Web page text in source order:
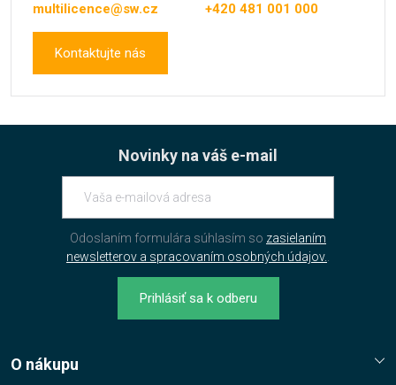
multilicence@sw.cz
+420 481 001 000
Kontaktujte nás
Novinky na váš e-mail
Odoslaním formulára súhlasím so zasielaním
newsletterov a spracovaním osobných údajov..
Prihlásiť sa k odberu
O nákupu